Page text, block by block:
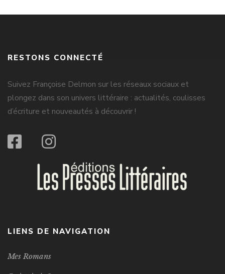
RESTONS CONNECTÉ
Suivez Françoise Delmon sur les réseaux sociaux et
plongez dans son univers littéraire : actualités, coulisses
d’écriture et nouveautés à découvrir !
LIENS DE NAVIGATION
Mes Romans